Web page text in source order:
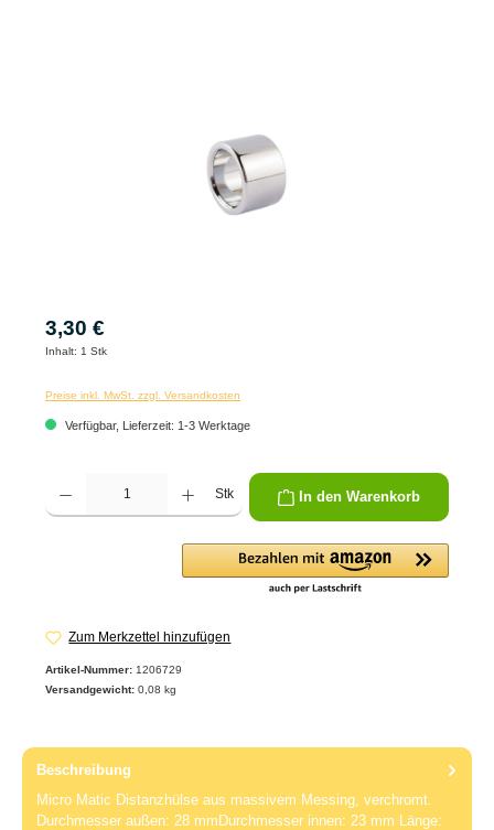
3,30 €
Inhalt: 1 Stk
Preise inkl. MwSt. zzgl. Versandkosten
Verfügbar, Lieferzeit: 1-3 Werktage
Produkt Anzahl: Gib den gewünschten Wert ein oder benutze die Schaltflächen um
Stk In den Warenkorb
Zum Merkzettel hinzufügen
Artikel-Nummer: 1206729
Versandgewicht: 0,08 kg
Beschreibung
Micro Matic Distanzhülse aus massivem Messing, verchromt.
Durchmesser außen: 28 mmDurchmesser innen: 23 mm Länge: